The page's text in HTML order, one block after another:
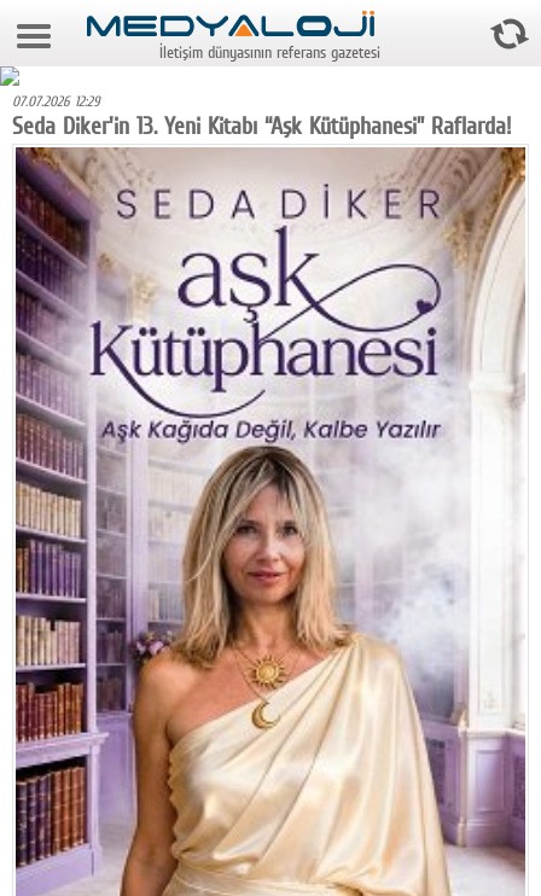
9 Ağustos 2026 7:46:14
Foto Galeri
Video Galeri
Gazeteler
Medya
Reyting-tiraj
Teknoloji
Televizyon
Dünya
Pr
Facebook
Diziler
Karikatür
Youtube
Polemik
Reklam
Yazarlar
İletişim dünyasının referans gazetesi
07.07.2026 12:29
Seda Diker'in 13. Yeni Kitabı “Aşk Kütüphanesi” Raflarda!